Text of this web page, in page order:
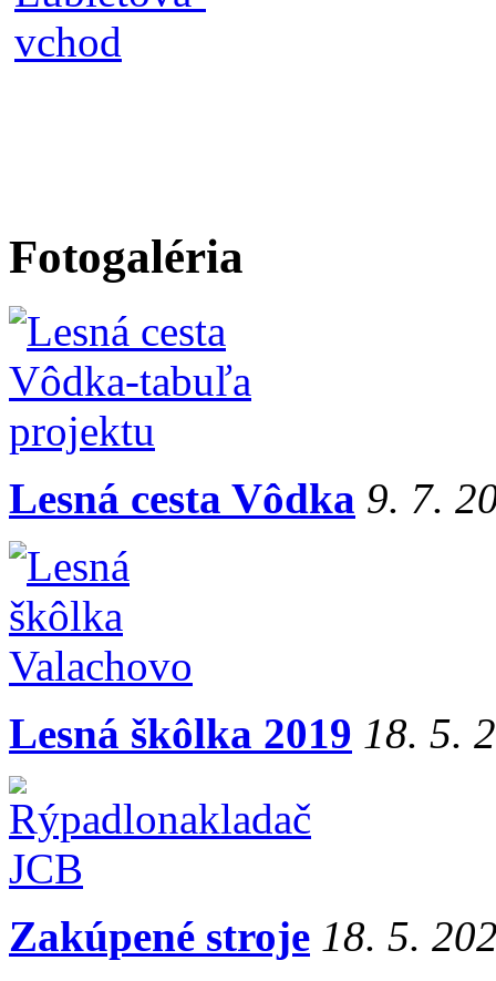
Fotogaléria
Lesná cesta Vôdka 9. 7.
Lesná škôlka 2019 18. 5.
Zakúpené stroje 18. 5.